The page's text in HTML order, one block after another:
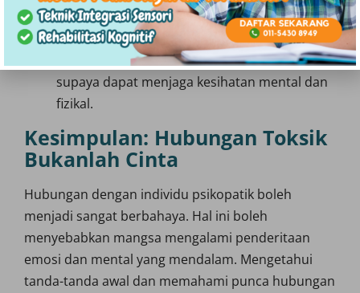
Jika hubungan ini mengundang bahaya,
sebaiknya mangsa fikirkan dan mengambil
langkah untuk keluar dari hubungan ini
supaya dapat menjaga kesihatan mental dan
fizikal.
Kesimpulan: Hubungan Toksik
Bukanlah Cinta
Hubungan dengan individu psikopatik boleh
menjadi sangat berbahaya. Hal ini boleh
menyebabkan mangsa mengalami penderitaan
emosi dan mental yang mendalam. Mengetahui
tanda-tanda awal dan memahami punca hubungan